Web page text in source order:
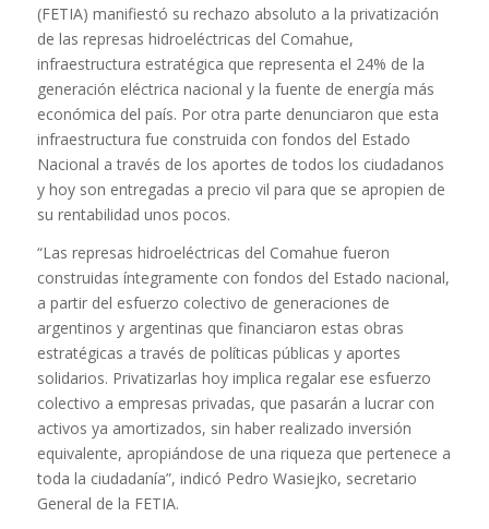
(FETIA) manifiestó su rechazo absoluto a la privatización
de las represas hidroeléctricas del Comahue,
infraestructura estratégica que representa el 24% de la
generación eléctrica nacional y la fuente de energía más
económica del país. Por otra parte denunciaron que esta
infraestructura fue construida con fondos del Estado
Nacional a través de los aportes de todos los ciudadanos
y hoy son entregadas a precio vil para que se apropien de
su rentabilidad unos pocos.
“Las represas hidroeléctricas del Comahue fueron
construidas íntegramente con fondos del Estado nacional,
a partir del esfuerzo colectivo de generaciones de
argentinos y argentinas que financiaron estas obras
estratégicas a través de políticas públicas y aportes
solidarios. Privatizarlas hoy implica regalar ese esfuerzo
colectivo a empresas privadas, que pasarán a lucrar con
activos ya amortizados, sin haber realizado inversión
equivalente, apropiándose de una riqueza que pertenece a
toda la ciudadanía”, indicó Pedro Wasiejko, secretario
General de la FETIA.